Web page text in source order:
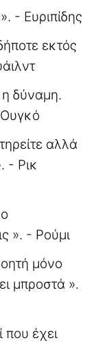
- Ευριπίδης
εκτός
η δύναμη.
Ουγκό
αλλά
- Ρικ
». - Ρούμι
μόνο
μπροστά ».
που έχει